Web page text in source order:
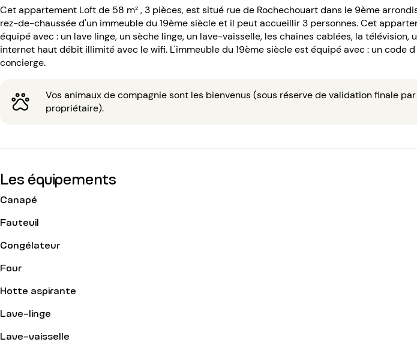
Cet appartement Loft de 58 m² , 3 pièces, est situé rue de Rochechouart dans le 9ème
rez-de-chaussée d'un immeuble du 19ème siècle et il peut accueillir 3 personnes. Cet
équipé avec : un lave linge, un sèche linge, un lave-vaisselle, les chaines cablées, la télévision,
internet haut débit illimité avec le wifi. L'immeuble du 19ème siècle est équipé avec : un code
concierge.
Vos animaux de compagnie sont les bienvenus (sous réserve de validation finale
propriétaire).
Les équipements
Canapé
Fauteuil
Congélateur
Four
Hotte aspirante
Lave-linge
Lave-vaisselle